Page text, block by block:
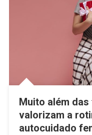
Muito além
valorizam a
autocuidado